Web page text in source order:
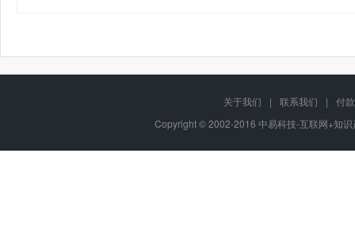
关于我们 | 联系我们 |
付
Copyright © 2002-2016 中易科技-互联网+知